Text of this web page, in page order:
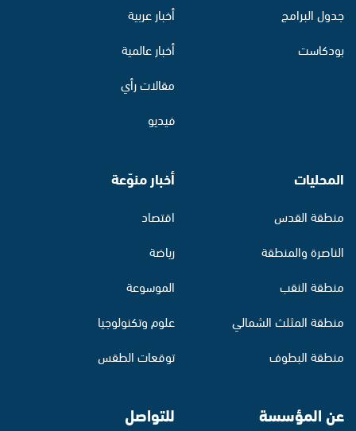
جدول البرامج
بودكاست
أخبار عربية
أخبار عالمية
مقالات رأي
فيديو
المحليات
منطقة القدس
الناصرة والمنطقة
منطقة النقب
منطقة المثلث الشمالي
منطقة البطوف
أخبار منوّعة
اقتصاد
رياضة
الموسوعة
علوم وتكنولوجيا
توقعات الطقس
عن المؤسسة للتواصل